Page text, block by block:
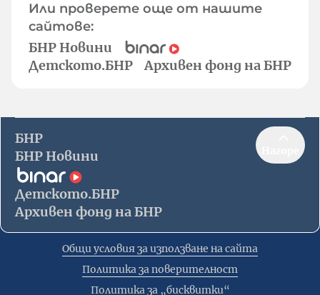
Или проверете още от нашите
сайтове:
БНР Новини
Детското.БНР
Архивен фонд на БНР
БНР
БНР Новини
Детското.БНР
Архивен фонд на БНР
Общи условия за използване на сайта
Политика за поверителност
Политика за „бисквитки“